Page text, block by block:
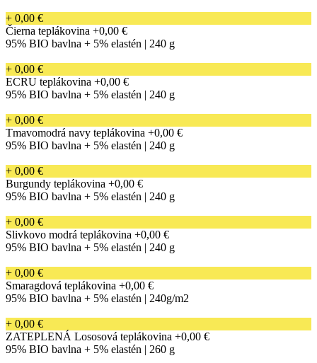
+ 0,00 €
Čierna teplákovina +0,00 €
95% BIO bavlna + 5% elastén | 240 g
+ 0,00 €
ECRU teplákovina +0,00 €
95% BIO bavlna + 5% elastén | 240 g
+ 0,00 €
Tmavomodrá navy teplákovina +0,00 €
95% BIO bavlna + 5% elastén | 240 g
+ 0,00 €
Burgundy teplákovina +0,00 €
95% BIO bavlna + 5% elastén | 240 g
+ 0,00 €
Slivkovo modrá teplákovina +0,00 €
95% BIO bavlna + 5% elastén | 240 g
+ 0,00 €
Smaragdová teplákovina +0,00 €
95% BIO bavlna + 5% elastén | 240g/m2
+ 0,00 €
ZATEPLENÁ Lososová teplákovina +0,00 €
95% BIO bavlna + 5% elastén | 260 g